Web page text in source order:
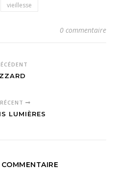
vieillesse
0 commentaire
LUMIÈRES